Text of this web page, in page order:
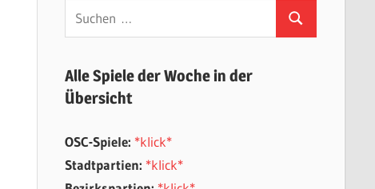
Suchen
nach:
Suchen
Alle Spiele der Woche in der
Übersicht
OSC-Spiele: *klick*
Stadtpartien: *klick*